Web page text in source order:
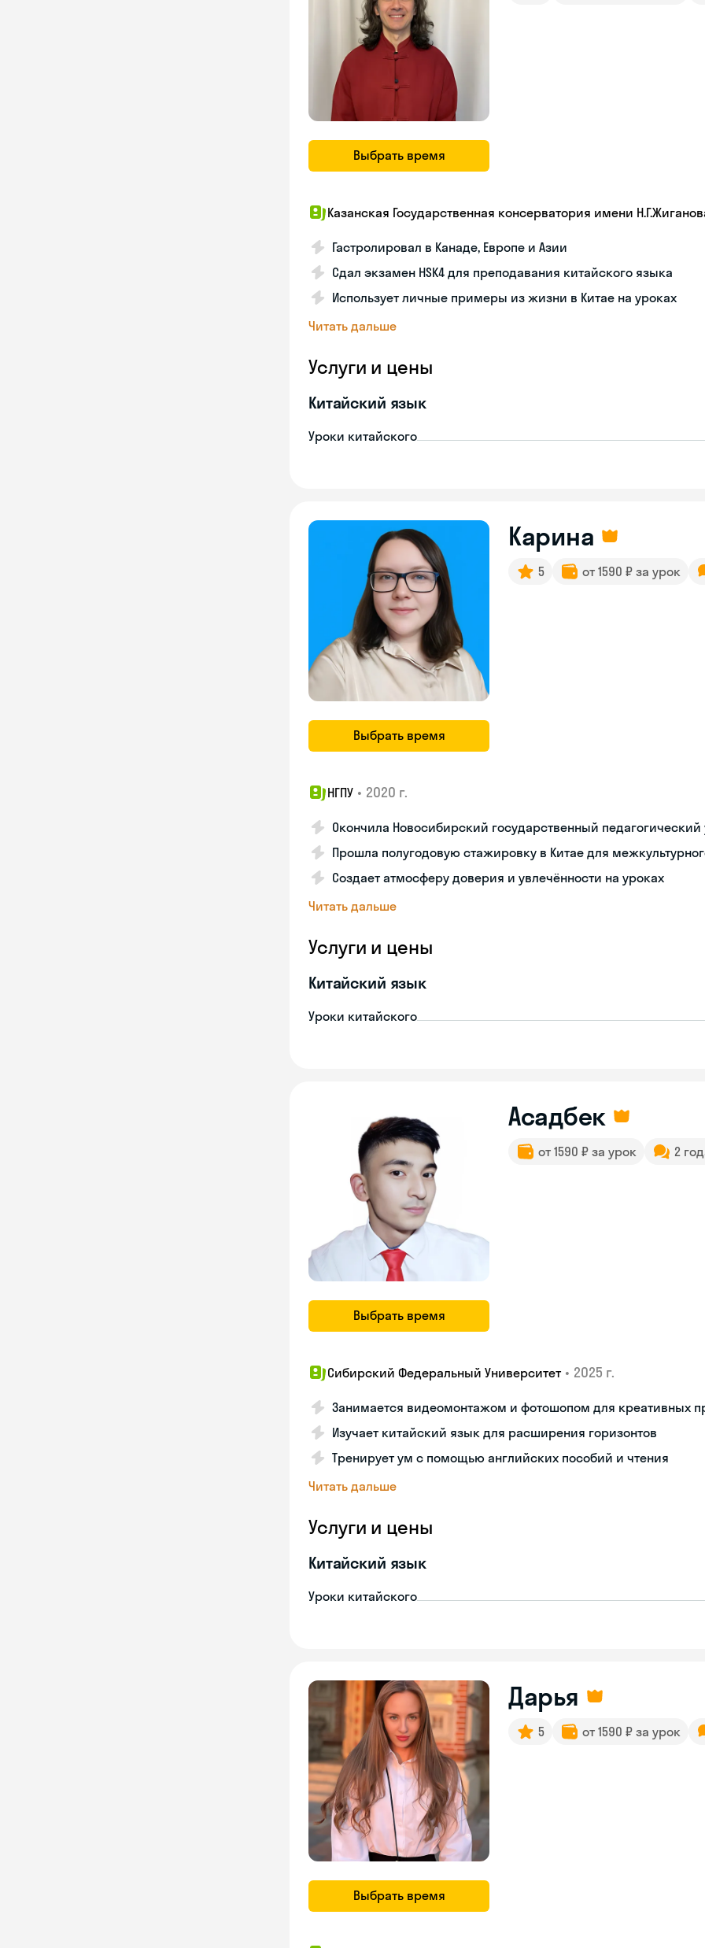
Выбрать время
Казанская Государственная консерватория имени
Гастролировал в Канаде, Европе и Азии
Сдал экзамен HSK4 для преподавания китайского языка
Использует личные примеры из жизни в Китае на уроках
Читать дальше
Услуги и цены
Китайский язык
Уроки китайского
Выбрать время
Карина
5 от 1590 ₽ за урок
НГПУ • 2020 г.
Окончила Новосибирский государственный педагогический
Прошла полугодовую стажировку в Китае для
Создает атмосферу доверия и увлечённости на уроках
Читать дальше
Услуги и цены
Китайский язык
Уроки китайского
Выбрать время
Асадбек
от 1590 ₽ за урок 2
Сибирский Федеральный Университет • 2025 г.
Занимается видеомонтажом и фотошопом для креативных
Изучает китайский язык для расширения горизонтов
Тренирует ум с помощью английских пособий и чтения
Читать дальше
Услуги и цены
Китайский язык
Уроки китайского
Выбрать время
Дарья
5 от 1590 ₽ за урок